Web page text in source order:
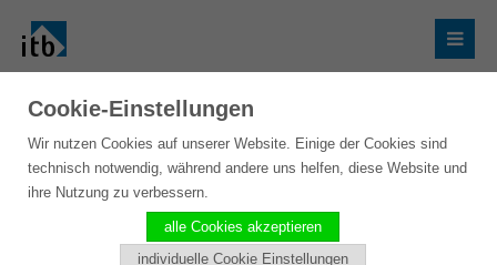
Cookie-Einstellungen
Wir nutzen Cookies auf unserer Website. Einige der Cookies sind
technisch notwendig, während andere uns helfen, diese Website und
ihre Nutzung zu verbessern.
alle Cookies akzeptieren
individuelle Cookie Einstellungen